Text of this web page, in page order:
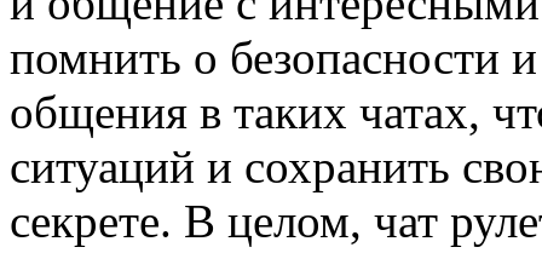
помнить о безопасности
общения в таких чатах,
ситуаций и сохранить
секрете. В целом, чат